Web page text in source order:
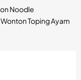
Noodle
Toping Ayam